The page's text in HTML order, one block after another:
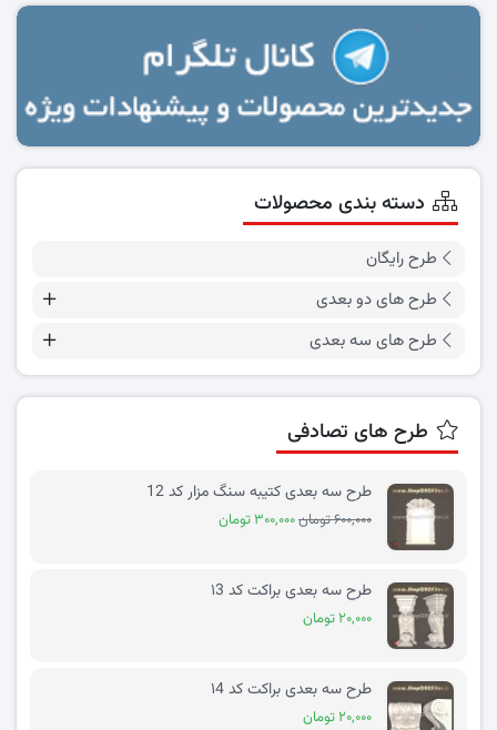
دسته بندی محصولات
طرح رایگان
طرح های دو بعدی
طرح های سه بعدی
طرح های تصادفی
طرح سه بعدی کتیبه سنگ مزار کد 12
۶۰۰,۰۰۰ تومان ۳۰۰,۰۰۰ تومان
طرح سه بعدی براکت کد ۱3
۲۰,۰۰۰ تومان
طرح سه بعدی براکت کد ۱4
۲۰,۰۰۰ تومان